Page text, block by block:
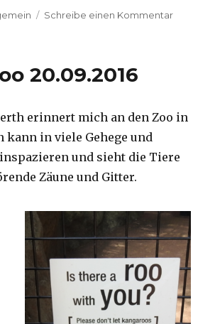
Schreibe einen Kommentarzu
Perth
20.09.2016
erinnert mich an den Zoo in
kann in viele Gehege und
und sieht die Tiere
Zäune und Gitter.